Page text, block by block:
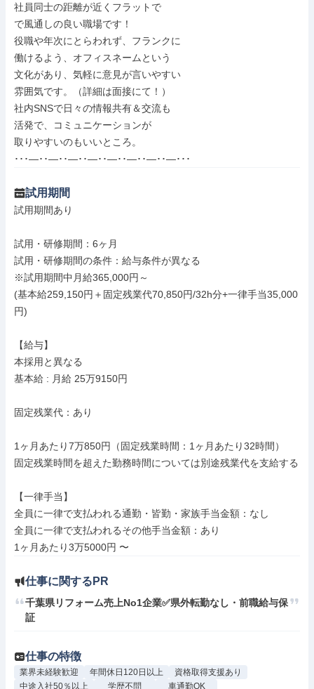
社員同士の距離が近くフラットで
で風通しの良い職場です！
役職や年次にとらわれず、フランクに
働けるよう、オフィスネームという
文化があり、気軽に意見が言いやすい
雰囲気です。（詳細は面接にて！）
社内SNSで日々の情報共有＆交流も
活発で、コミュニケーションが
取りやすいのもいいところ。
･･･―･･―･･―･･―･･―･･―･･―･･―･･･
試用期間
試用期間あり
試用・研修期間：6ヶ月
試用・研修期間の条件：給与条件が異なる
※試用期間中月給365,000円～
(基本給259,150円＋固定残業代70,850円/32h分+一律手当35,000
円)
【給与】
本採用と異なる
基本給 : 月給 25万9150円
固定残業代：あり
1ヶ月あたり7万850円（固定残業時間：1ヶ月あたり32時間）
固定残業時間を超えた勤務時間については別途残業代を支給する
【一律手当】
全員に一律で支払われる通勤・皆勤・家族手当金額：なし
全員に一律で支払われるその他手当金額：あり
仕事に関するPR
千葉県リフォーム売上No1企業✅県外転勤なし・前職給与保
証
仕事の特徴
業界未経験歓迎 年間休日120日以上
資格取得支援あり
中途入社50％以上
学歴不問 車通勤OK